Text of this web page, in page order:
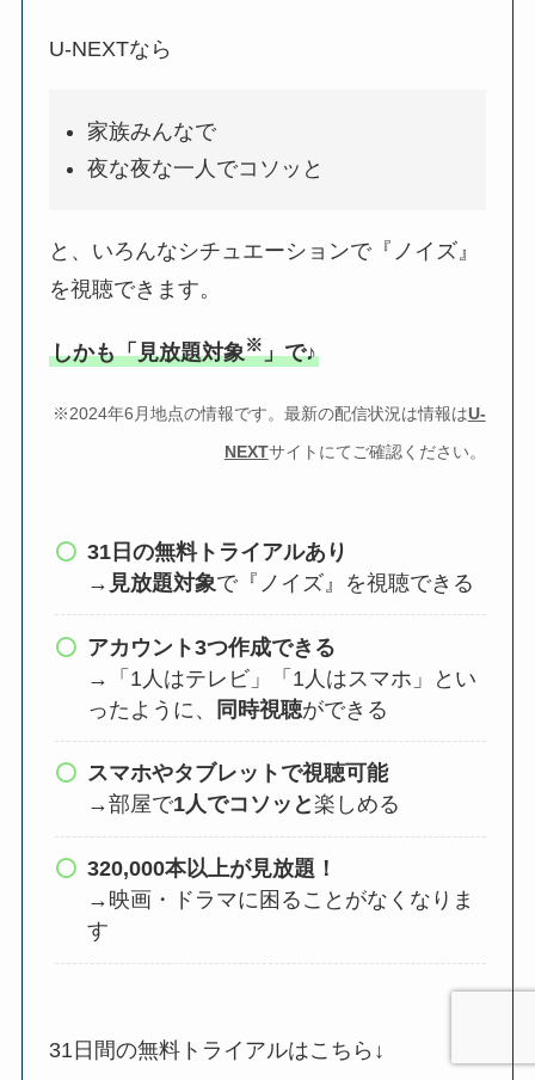
U-NEXTなら
家族みんなで
夜な夜な一人でコソッと
と、いろんなシチュエーションで『ノイズ』
を視聴できます。
しかも「見放題対象※」で♪
※2024年6月地点の情報です。最新の配信状況は情報はU-
NEXTサイトにてご確認ください。
31日の無料トライアルあり
→ 見放題対象で『ノイズ』を視聴できる
アカウント3つ作成できる
→「1人はテレビ」「1人はスマホ」とい
ったように、
同時視聴ができる
スマホやタブレットで視聴可能
→部屋で1人でコソッと楽しめる
320,000本以上が⾒放題！
→映画・ドラマに困ることがなくなりま
す
31日間の無料トライアルはこちら↓